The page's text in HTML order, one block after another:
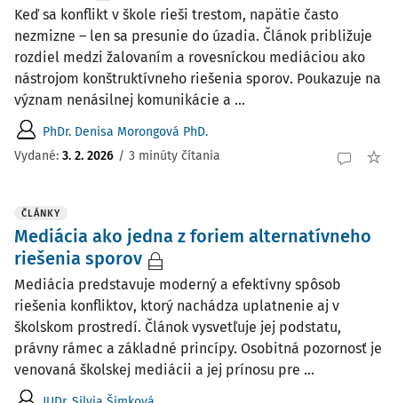
Keď sa konflikt v škole rieši trestom, napätie často
nezmizne – len sa presunie do úzadia. Článok približuje
rozdiel medzi žalovaním a rovesníckou mediáciou ako
nástrojom konštruktívneho riešenia sporov. Poukazuje na
význam nenásilnej komunikácie a ...
PhDr. Denisa Morongová PhD.
Vydané: 3. 2. 2026 / 3 minúty čítania
ČLÁNKY
Mediácia ako jedna z foriem alternatívneho
riešenia sporov
Mediácia predstavuje moderný a efektívny spôsob
riešenia konfliktov, ktorý nachádza uplatnenie aj v
školskom prostredí. Článok vysvetľuje jej podstatu,
právny rámec a základné princípy. Osobitná pozornosť je
venovaná školskej mediácii a jej prínosu pre ...